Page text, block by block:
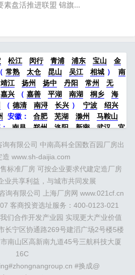
素盘活推进联盟 锦旗...
松江 闵行 青浦 浦东 宝山
金
（ 常熟 太仓 昆山 吴江 相城 ）
南
靖江 扬州 扬中 丹阳 常州
无
嘉兴 （ 嘉善 平湖 南湖 桐乡
海
（ 德清 南浔 长兴 ） 宁波
绍兴
安徽： 合肥 芜湖 滁州
马鞍山
南昌 郑州 洛阳 新密 武汉
宜
（ 固安 香河 大厂 永清 三河
霸
） 太原 晋中 沈阳
山 潍坊 德州 威海 烟台
青岛
门 惠州 肇庆 中山 佛山
龙岩 西南： 昆明 南宁 华北： 沈
泰国 越南 柬埔寨
马来西
美国 地产商： 灯塔瓴科
中南高
万洋 均和 平谦迈高 咨询热线：
有限公司 中南高科全国数百园厂房出
造 www.sh-daijia.com
标准厂房 可按企业要求代建定造厂房
业共享利益，与城市共同发展
询有限公司 上海厂房网 www.021cf.cn
客商投资选址服务：400-0123-021
们合作开发产业园 实现更大产业价值
长宁区协通路269号建滔广场2号楼5楼
南山区高新南九道45号三航科技大厦
16C
#换成@